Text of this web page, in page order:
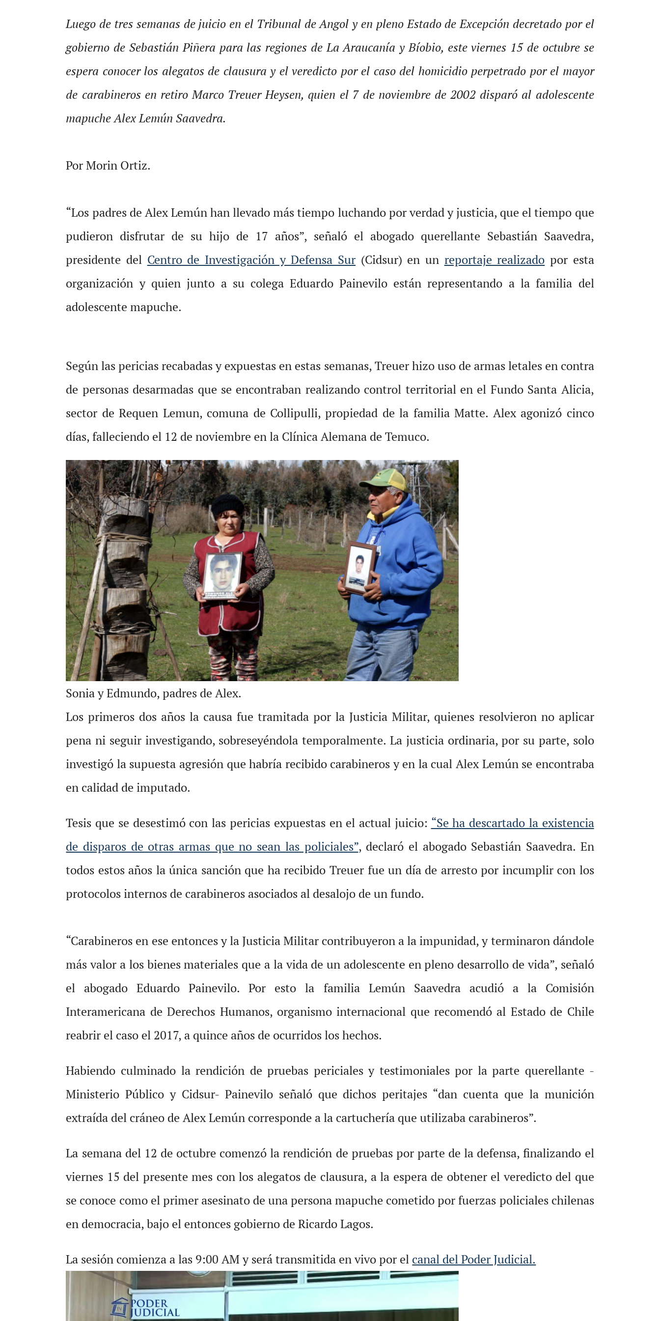
Luego de tres semanas de juicio en el Tribunal de Angol y en pleno Estado de Excepción decretado por el
gobierno de Sebastián Piñera para las regiones de La Araucanía y Bíobio, este viernes 15 de octubre se
espera conocer los alegatos de clausura y el veredicto por el caso del homicidio perpetrado por el mayor
de carabineros en retiro Marco Treuer Heysen, quien el 7 de noviembre de 2002 disparó al adolescente
mapuche Alex Lemún Saavedra.
Por Morin Ortiz.
“Los padres de Alex Lemún han llevado más tiempo luchando por verdad y justicia, que el tiempo que
pudieron disfrutar de su hijo de 17 años”, señaló el abogado querellante Sebastián Saavedra,
presidente del Centro de Investigación y Defensa Sur (Cidsur) en un reportaje realizado por esta
organización y quien junto a su colega Eduardo Painevilo están representando a la familia del
adolescente mapuche.
Según las pericias recabadas y expuestas en estas semanas, Treuer hizo uso de armas letales en contra
de personas desarmadas que se encontraban realizando control territorial en el Fundo Santa Alicia,
sector de Requen Lemun, comuna de Collipulli, propiedad de la familia Matte. Alex agonizó cinco
días, falleciendo el 12 de noviembre en la Clínica Alemana de Temuco.
Sonia y Edmundo, padres de Alex.
Los primeros dos años la causa fue tramitada por la Justicia Militar, quienes resolvieron no aplicar
pena ni seguir investigando, sobreseyéndola temporalmente. La justicia ordinaria, por su parte, solo
investigó la supuesta agresión que habría recibido carabineros y en la cual Alex Lemún se encontraba
en calidad de imputado.
Tesis que se desestimó con las pericias expuestas en el actual juicio: “Se ha descartado la existencia
de disparos de otras armas que no sean las policiales”, declaró el abogado Sebastián Saavedra. En
todos estos años la única sanción que ha recibido Treuer fue un día de arresto por incumplir con los
protocolos internos de carabineros asociados al desalojo de un fundo.
“Carabineros en ese entonces y la Justicia Militar contribuyeron a la impunidad, y terminaron dándole
más valor a los bienes materiales que a la vida de un adolescente en pleno desarrollo de vida”, señaló
el abogado Eduardo Painevilo. Por esto la familia Lemún Saavedra acudió a la Comisión
Interamericana de Derechos Humanos, organismo internacional que recomendó al Estado de Chile
reabrir el caso el 2017, a quince años de ocurridos los hechos.
Habiendo culminado la rendición de pruebas periciales y testimoniales por la parte querellante -
Ministerio Público y Cidsur- Painevilo señaló que dichos peritajes “dan cuenta que la munición
extraída del cráneo de Alex Lemún corresponde a la cartuchería que utilizaba carabineros”.
La semana del 12 de octubre comenzó la rendición de pruebas por parte de la defensa, finalizando el
viernes 15 del presente mes con los alegatos de clausura, a la espera de obtener el veredicto del que
se conoce como el primer asesinato de una persona mapuche cometido por fuerzas policiales chilenas
en democracia, bajo el entonces gobierno de Ricardo Lagos.
La sesión comienza a las 9:00 AM y será transmitida en vivo por el canal del Poder Judicial.